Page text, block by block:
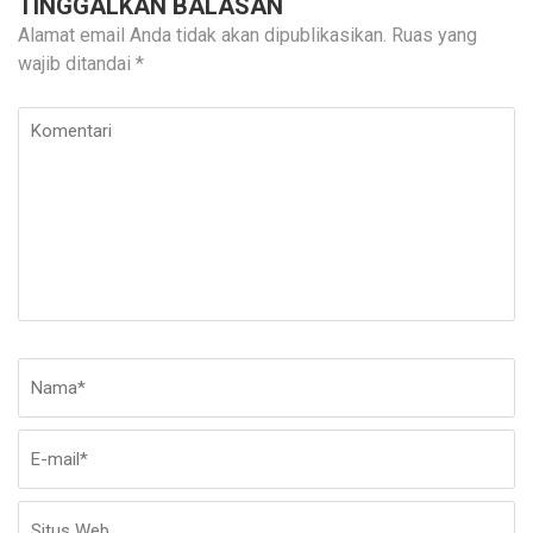
Alamat email Anda tidak akan dipublikasikan. Ruas yang
wajib ditandai *
Komentari